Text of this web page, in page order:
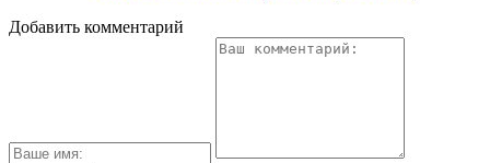
Добавить комментарий